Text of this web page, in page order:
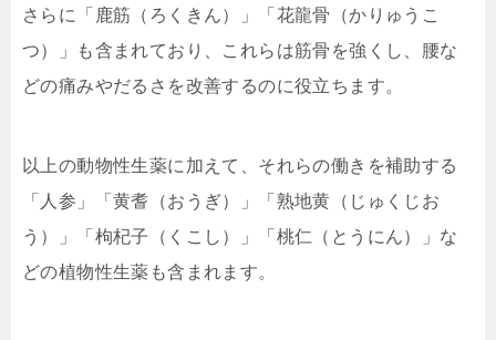
さらに「鹿筋（ろくきん）」「花龍骨（かりゅうこ
つ）」も含まれており、これらは筋骨を強くし、腰な
どの痛みやだるさを改善するのに役立ちます。
以上の動物性生薬に加えて、それらの働きを補助する
「人参」「黄耆（おうぎ）」「熟地黄（じゅくじお
う）」「枸杞子（くこし）」「桃仁（とうにん）」な
どの植物性生薬も含まれます。